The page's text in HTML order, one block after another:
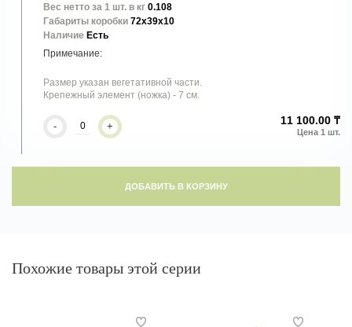
Вес нетто за 1 шт. в кг 0.108
Габариты коробки 72x39x10
Наличие Есть
Размер указан вегетативной части.
Крепежный элемент (ножка) - 7 см.
- + 11 100.00 ₸
ДОБАВИТЬ В КОРЗИНУ
Похожие товары этой серии